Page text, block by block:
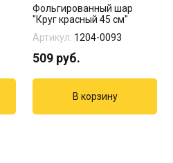
Фольгированный шар
"Круг красный 45 см"
Артикул: 1204-0093
509 руб.